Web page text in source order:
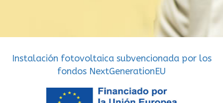
Instalación fotovoltaica subvencionada por los
fondos NextGenerationEU